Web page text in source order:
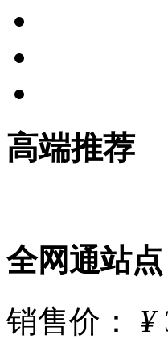
高端推荐
全网通站点
销售价： ¥